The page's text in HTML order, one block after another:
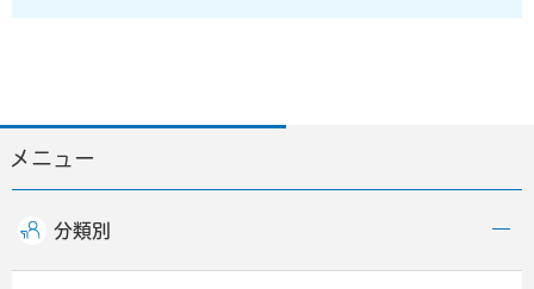
メニュー
分類別